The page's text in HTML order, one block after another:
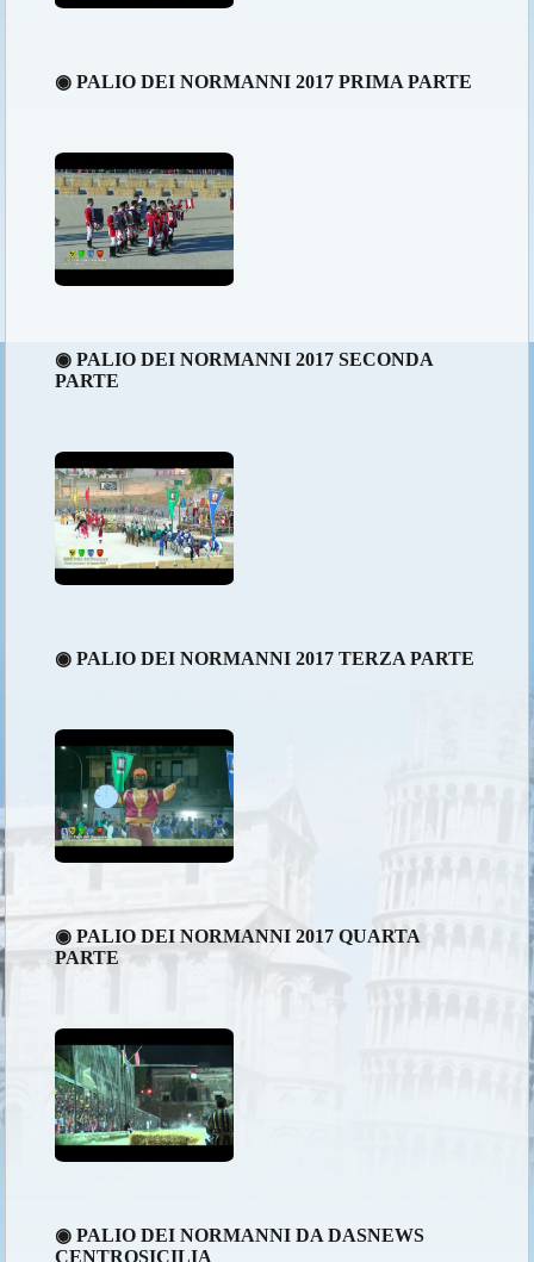
◉ PALIO DEI NORMANNI 2017 PRIMA PARTE
◉ PALIO DEI NORMANNI 2017 SECONDA
PARTE
◉ PALIO DEI NORMANNI 2017 TERZA PARTE
◉ PALIO DEI NORMANNI 2017 QUARTA
PARTE
◉ PALIO DEI NORMANNI DA DASNEWS
CENTROSICILIA